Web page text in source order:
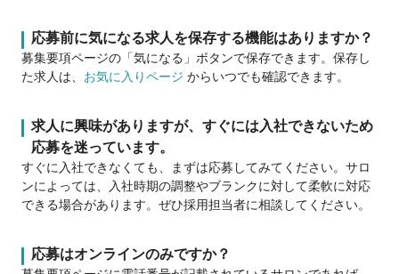
応募前に気になる求人を保存する機能はありますか？
募集要項ページの「気になる」ボタンで保存できます。保存し
た求人は、 お気に入りページ からいつでも確認できます。
求人に興味がありますが、すぐには入社できないため
応募を迷っています。
すぐに入社できなくても、まずは応募してみてください。サロ
ンによっては、入社時期の調整やブランクに対して柔軟に対応
できる場合があります。ぜひ採用担当者に相談してください。
応募はオンラインのみですか？